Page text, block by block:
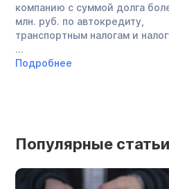
компанию с суммой долга
млн. руб. по автокредиту,
транспортным налогам и
...
Подробнее
Популярные статьи